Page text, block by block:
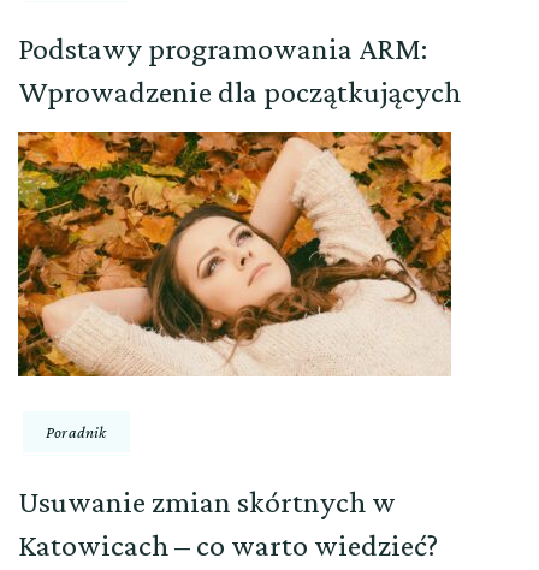
Podstawy programowania ARM:
Wprowadzenie dla początkujących
Poradnik
Usuwanie zmian skórtnych w
Katowicach – co warto wiedzieć?